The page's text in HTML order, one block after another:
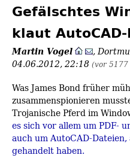
Gefälschtes
klaut
Martin Vogel ,
04.06.2012, 22:18 (vor 5177
Was James Bond früher
zusammenspionieren
Trojanische Pferd im
es sich vor allem um PDF-
auch um AutoCAD-
gehandelt haben.